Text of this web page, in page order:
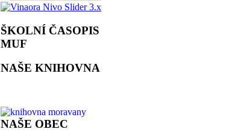
ŠKOLNÍ ČASOPIS
MUF
NAŠE KNIHOVNA
NAŠE OBEC